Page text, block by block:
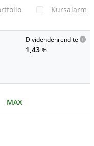
Kursalarm
Dividendenrendite
1,43 %
MAX